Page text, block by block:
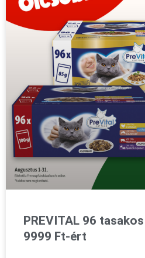
PREVITAL 96
9999 Ft-ért